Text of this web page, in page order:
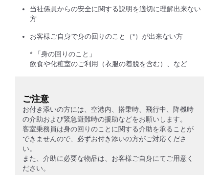
当社係員からの安全に関する説明を適切に理解出来ない
方
お客様ご自身で身の回りのこと（*）が出来ない方
* 「身の回りのこと」
飲食や化粧室のご利用（衣服の着脱を含む）、など
ご注意
お付き添いの方には、空港内、搭乗時、飛行中、降機時
の介助および緊急避難時の援助などをお願いします。
客室乗務員は身の回りのことに関する介助を承ることが
できませんので、必ずお付き添いの方がご対応くださ
い。
また、介助に必要な物品は、お客様ご自身にてご用意く
ださい。